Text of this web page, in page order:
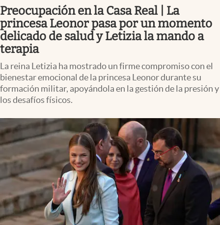
Preocupación en la Casa Real | La
princesa Leonor pasa por un momento
delicado de salud y Letizia la mando a
terapia
La reina Letizia ha mostrado un firme compromiso con el
bienestar emocional de la princesa Leonor durante su
formación militar, apoyándola en la gestión de la presión y
los desafíos físicos.